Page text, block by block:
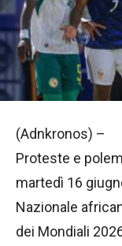
(Adnkronos) –
Proteste e
martedì 16
Nazionale
dei Mondiali